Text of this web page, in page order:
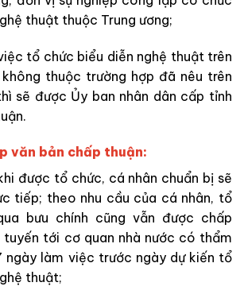
thuật thuộc Trung ương;
tổ chức biểu diễn nghệ thuật trên
thuộc trường hợp đã nêu trên
sẽ được Ủy ban nhân dân cấp tỉnh
văn bản chấp thuận:
được tổ chức, cá nhân chuẩn bị sẽ
tiếp; theo nhu cầu của cá nhân, tổ
bưu chính cũng vẫn được chấp
tới cơ quan nhà nước có thẩm
ngày làm việc trước ngày dự kiến tổ
thuật;